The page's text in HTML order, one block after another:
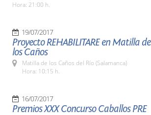
Hora: 21:00 h.
19/07/2017
Proyecto REHABILITARE en Matilla de
los Caños
Matilla de los Caños del Río (Salamanca)
Hora: 10:15 h.
16/07/2017
Premios XXX Concurso Caballos PRE